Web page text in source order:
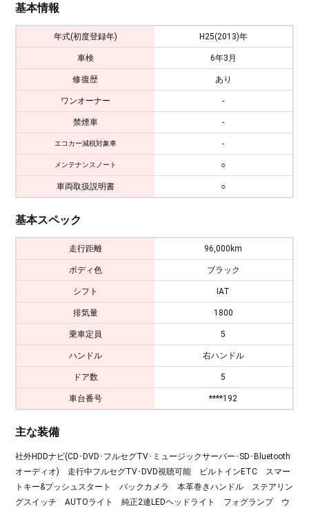
基本情報
年式(初度登録年) H25(2013)年
車検 6年3月
修復歴 あり
ワンオーナー -
禁煙車 -
エコカー減税対象車 -
メンテナンスノート ○
車両取扱説明書 ○
基本スペック
走行距離 96,000km
ボディ色 ブラック
シフト IAT
排気量 1800
乗車定員 5
ハンドル 右ハンドル
ドア数 5
車台番号 ****192
主な装備
社外HDDナビ(CD･DVD･フルセグTV･ミュージックサーバー･SD･Bluetooth
オーディオ) 走行中フルセグTV･DVD視聴可能 ビルトインETC スマー
トキー&プッシュスタート バックカメラ 本革巻きハンドル ステアリン
グスイッチ AUTOライト 純正2連LEDヘッドライト フォグランプ ウ